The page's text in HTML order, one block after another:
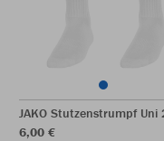
JAKO Stutzenstrumpf Uni
6,00 €